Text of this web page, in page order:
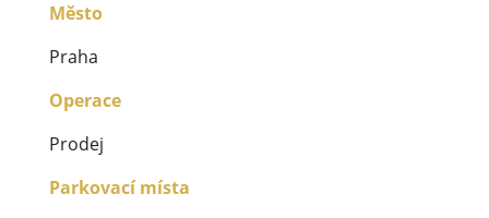
Město
Praha
Operace
Prodej
Parkovací místa